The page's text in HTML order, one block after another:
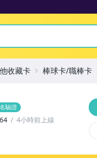
驗證
4小時前上線
收藏卡 棒球卡/職棒卡